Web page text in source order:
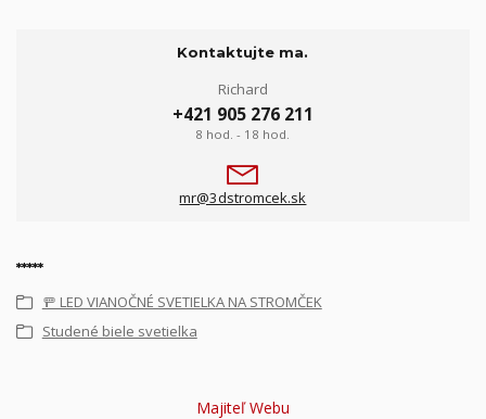
Kontaktujte ma.
Richard
+421 905 276 211
8 hod. - 18 hod.
mr@3dstromcek.sk
*****
🚥 LED VIANOČNÉ SVETIELKA NA STROMČEK
Studené biele svetielka
Majiteľ Webu